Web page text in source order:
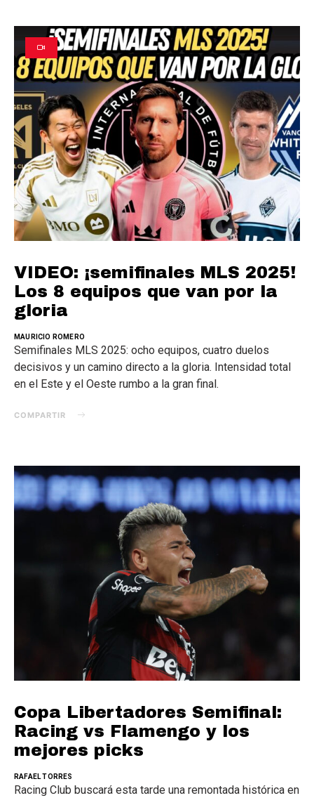
VIDEO: ¡semifinales MLS 2025!
Los 8 equipos que van por la
gloria
MAURICIO ROMERO
Semifinales MLS 2025: ocho equipos, cuatro duelos
decisivos y un camino directo a la gloria. Intensidad total
en el Este y el Oeste rumbo a la gran final.
COMPARTIR
Copa Libertadores Semifinal:
Racing vs Flamengo y los
mejores picks
RAFAEL TORRES
Racing Club buscará esta tarde una remontada histórica en